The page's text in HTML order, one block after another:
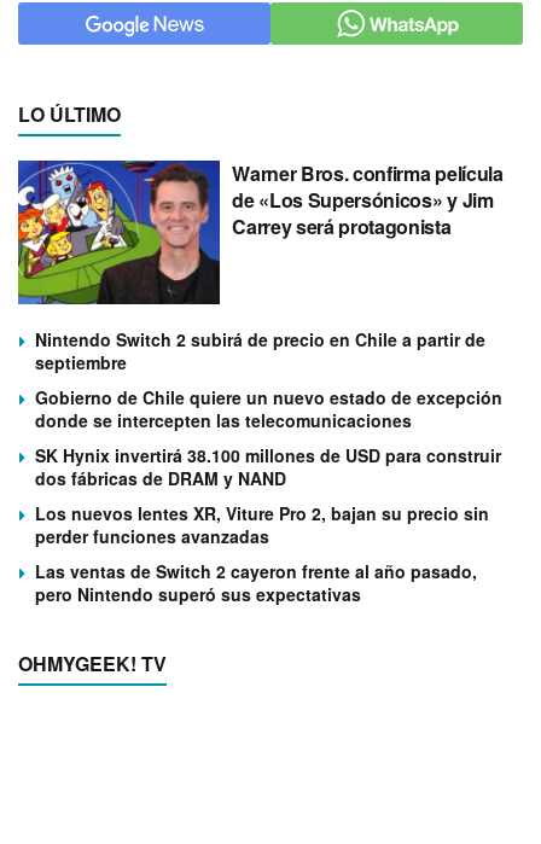
LO ÚLTIMO
Warner Bros. confirma película
de «Los Supersónicos» y Jim
Carrey será protagonista
Nintendo Switch 2 subirá de precio en Chile a partir de
septiembre
Gobierno de Chile quiere un nuevo estado de excepción
donde se intercepten las telecomunicaciones
SK Hynix invertirá 38.100 millones de USD para construir
dos fábricas de DRAM y NAND
Los nuevos lentes XR, Viture Pro 2, bajan su precio sin
perder funciones avanzadas
Las ventas de Switch 2 cayeron frente al año pasado,
pero Nintendo superó sus expectativas
OHMYGEEK! TV